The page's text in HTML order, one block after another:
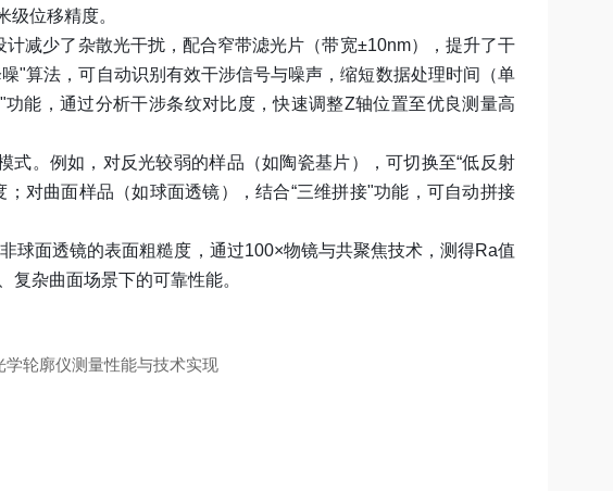
位移精度。
计减少了杂散光干扰，配合窄带滤光片（带宽±10nm），提升了干
"算法，可自动识别有效干涉信号与噪声，缩短数据处理时间（单
能，通过分析干涉条纹对比度，快速调整Z轴位置至优良测量高
式。例如，对反光较弱的样品（如陶瓷基片），可切换至“低反射
对曲面样品（如球面透镜），结合“三维拼接"功能，可自动拼接
球面透镜的表面粗糙度，通过100×物镜与共聚焦技术，测得Ra值
复杂曲面场景下的可靠性能。